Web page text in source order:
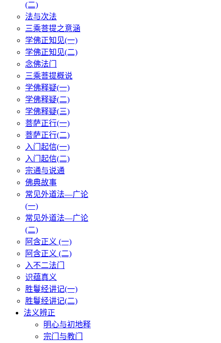
(二)
法与次法
三乘菩提之意涵
学佛正知见(一)
学佛正知见(二)
念佛法门
三乘菩提概说
学佛释疑(一)
学佛释疑(二)
学佛释疑(三)
菩萨正行(一)
菩萨正行(二)
入门起信(一)
入门起信(二)
宗通与说通
佛典故事
常见外道法—广论
(一)
常见外道法—广论
(二)
阿含正义 (一)
阿含正义 (二)
入不二法门
识蕴真义
胜鬘经讲记(一)
胜鬘经讲记(二)
法义辨正
明心与初地释
宗门与教门